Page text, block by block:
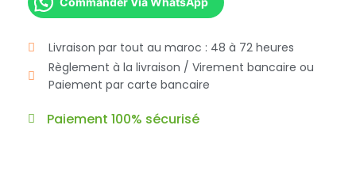
Livraison par tout au maroc : 48 à 72 heures
Règlement à la livraison / Virement bancaire ou
Paiement par carte bancaire
Paiement 100% sécurisé